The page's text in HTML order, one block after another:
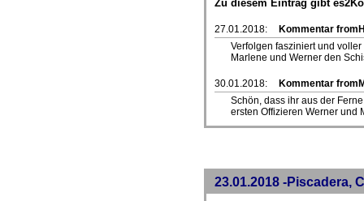
Zu diesem Eintrag gibt
27.01.2018:
Kommentar
Verfolgen fasziniert und
Marlene und Werner den
30.01.2018:
Kommentar
Schön, dass ihr aus der
ersten Offizieren Werner und
23.01.2018 -Piscadera,